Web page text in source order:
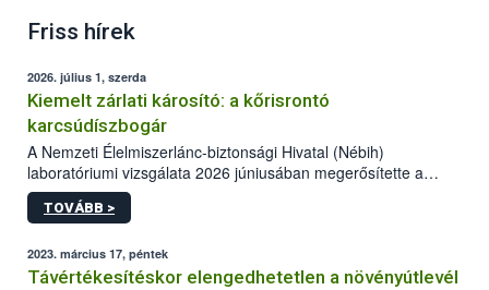
Friss hírek
2026. július 1, szerda
Kiemelt zárlati károsító: a kőrisrontó
karcsúdíszbogár
A Nemzeti Élelmiszerlánc-biztonsági Hivatal (Nébih)
laboratóriumi vizsgálata 2026 júniusában megerősítette a
kőrisrontó karcsúdíszbogár (Agrilus planipennis) jelenlétét
Beregsurány térségében.
TOVÁBB >
2023. március 17, péntek
Távértékesítéskor elengedhetetlen a növényútlevél